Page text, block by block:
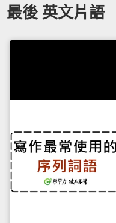
最後 英文片語